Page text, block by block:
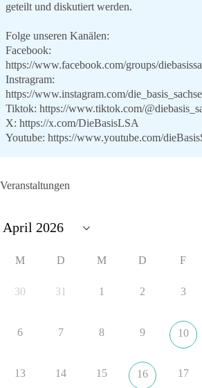
geteilt und diskutiert werden.
Folge unseren Kanälen:
Facebook:
https://www.facebook.com/groups/
Instragram:
https://www.instagram.com/
Tiktok: https://www.tiktok.com/
X: https://x.com/DieBasisLSA
Youtube: https://www.youtube.com/
lohnt, dieBasis zu wählen.
22 Auf
DieBasis
18 Stunden zuvor
Veranstaltungen
M D M D F
30 31 1 2 3
6 7 8 9 10
13 14 15 16 17